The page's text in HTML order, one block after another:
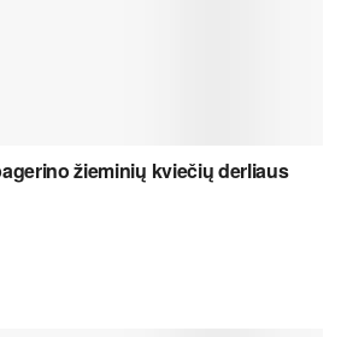
žieminių kviečių derliaus